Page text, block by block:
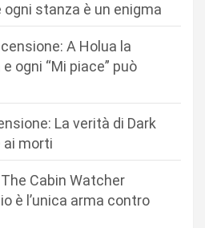
stanza è un enigma
A Holua la
ogni “Mi piace” può
La verità di Dark
ai morti
Cabin Watcher
è l’unica arma contro